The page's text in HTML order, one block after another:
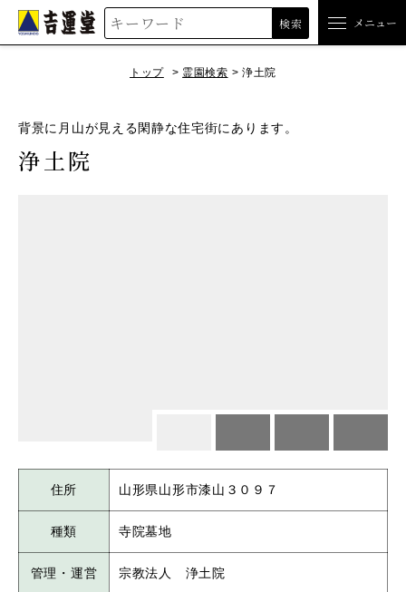
吉運堂 検索 メニュー
トップ 霊園検索 浄土院
背景に月山が見える閑静な住宅街にあります。
浄土院
住所 山形県山形市漆山３０９７
種類 寺院墓地
管理・運営 宗教法人 浄土院